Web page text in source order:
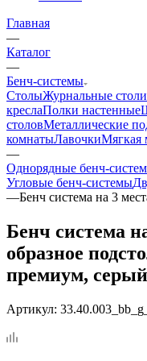
Главная
—
Каталог
—
Бенч-системы
СтолыЖурнальные
креслаПолки настенные
столовМеталлические
комнатыЛавочкиМягкая
—
Однорядные бенч-
Угловые бенч-системы
—Бенч система на 3
Бенч система
образное
премиум,
Артикул: